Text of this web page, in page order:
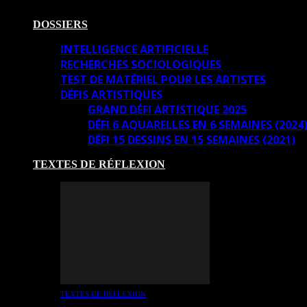
DOSSIERS
INTELLIGENCE ARTIFICIELLE
RECHERCHES SOCIOLOGIQUES
TEST DE MATÉRIEL POUR LES ARTISTES
DÉFIS ARTISTIQUES
GRAND DÉFI ARTISTIQUE 2025
DÉFI 6 AQUARELLES EN 6 SEMAINES (2024)
DÉFI 15 DESSINS EN 15 SEMAINES (2021)
TEXTES DE RÉFLEXION
TEXTES DE RÉFLEXION